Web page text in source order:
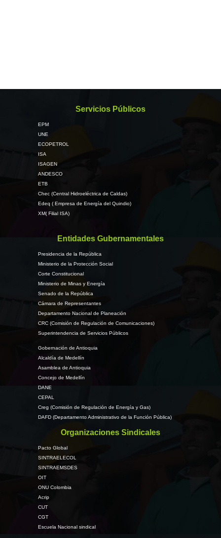
Servicios Públicos
EPM
UNE
ECOPETROL
ISA
ISAGEN
ANDESCO
ETB
Chec (Central Hidroeléctrica de Caldas)
Edeq ( Empresa de Energía del Quindio)
XM( Filial ISA)
Entidades Gubernamentales
Presidencia de la República
Ministerio de la Protección Social
Corte Constitucional
Ministerio de Minas y Energía
Senado de la República
Cámara de Representantes
Departamento Nacional de Planeación
CRC (Comisión de Regulación de Comunicaciones)
Superintendencia de Servicios Públicos
Gobernación de Antioquia
Alcaldía de Medellín
Asamblea de Antioquia
Concejo de Medellín
DANE
CEPAL
Creg (Comisión de Regulación de Energía y Gas)
DAFD (Departamento Administrativo de la Función Pública)
Organizaciones Sindicales
Pacto Global
SINTRAELECOL
SINTRAEMSDES
OIT
ONU Colombia
Acrip
CUT
CGT
Escuela Nacional sindical